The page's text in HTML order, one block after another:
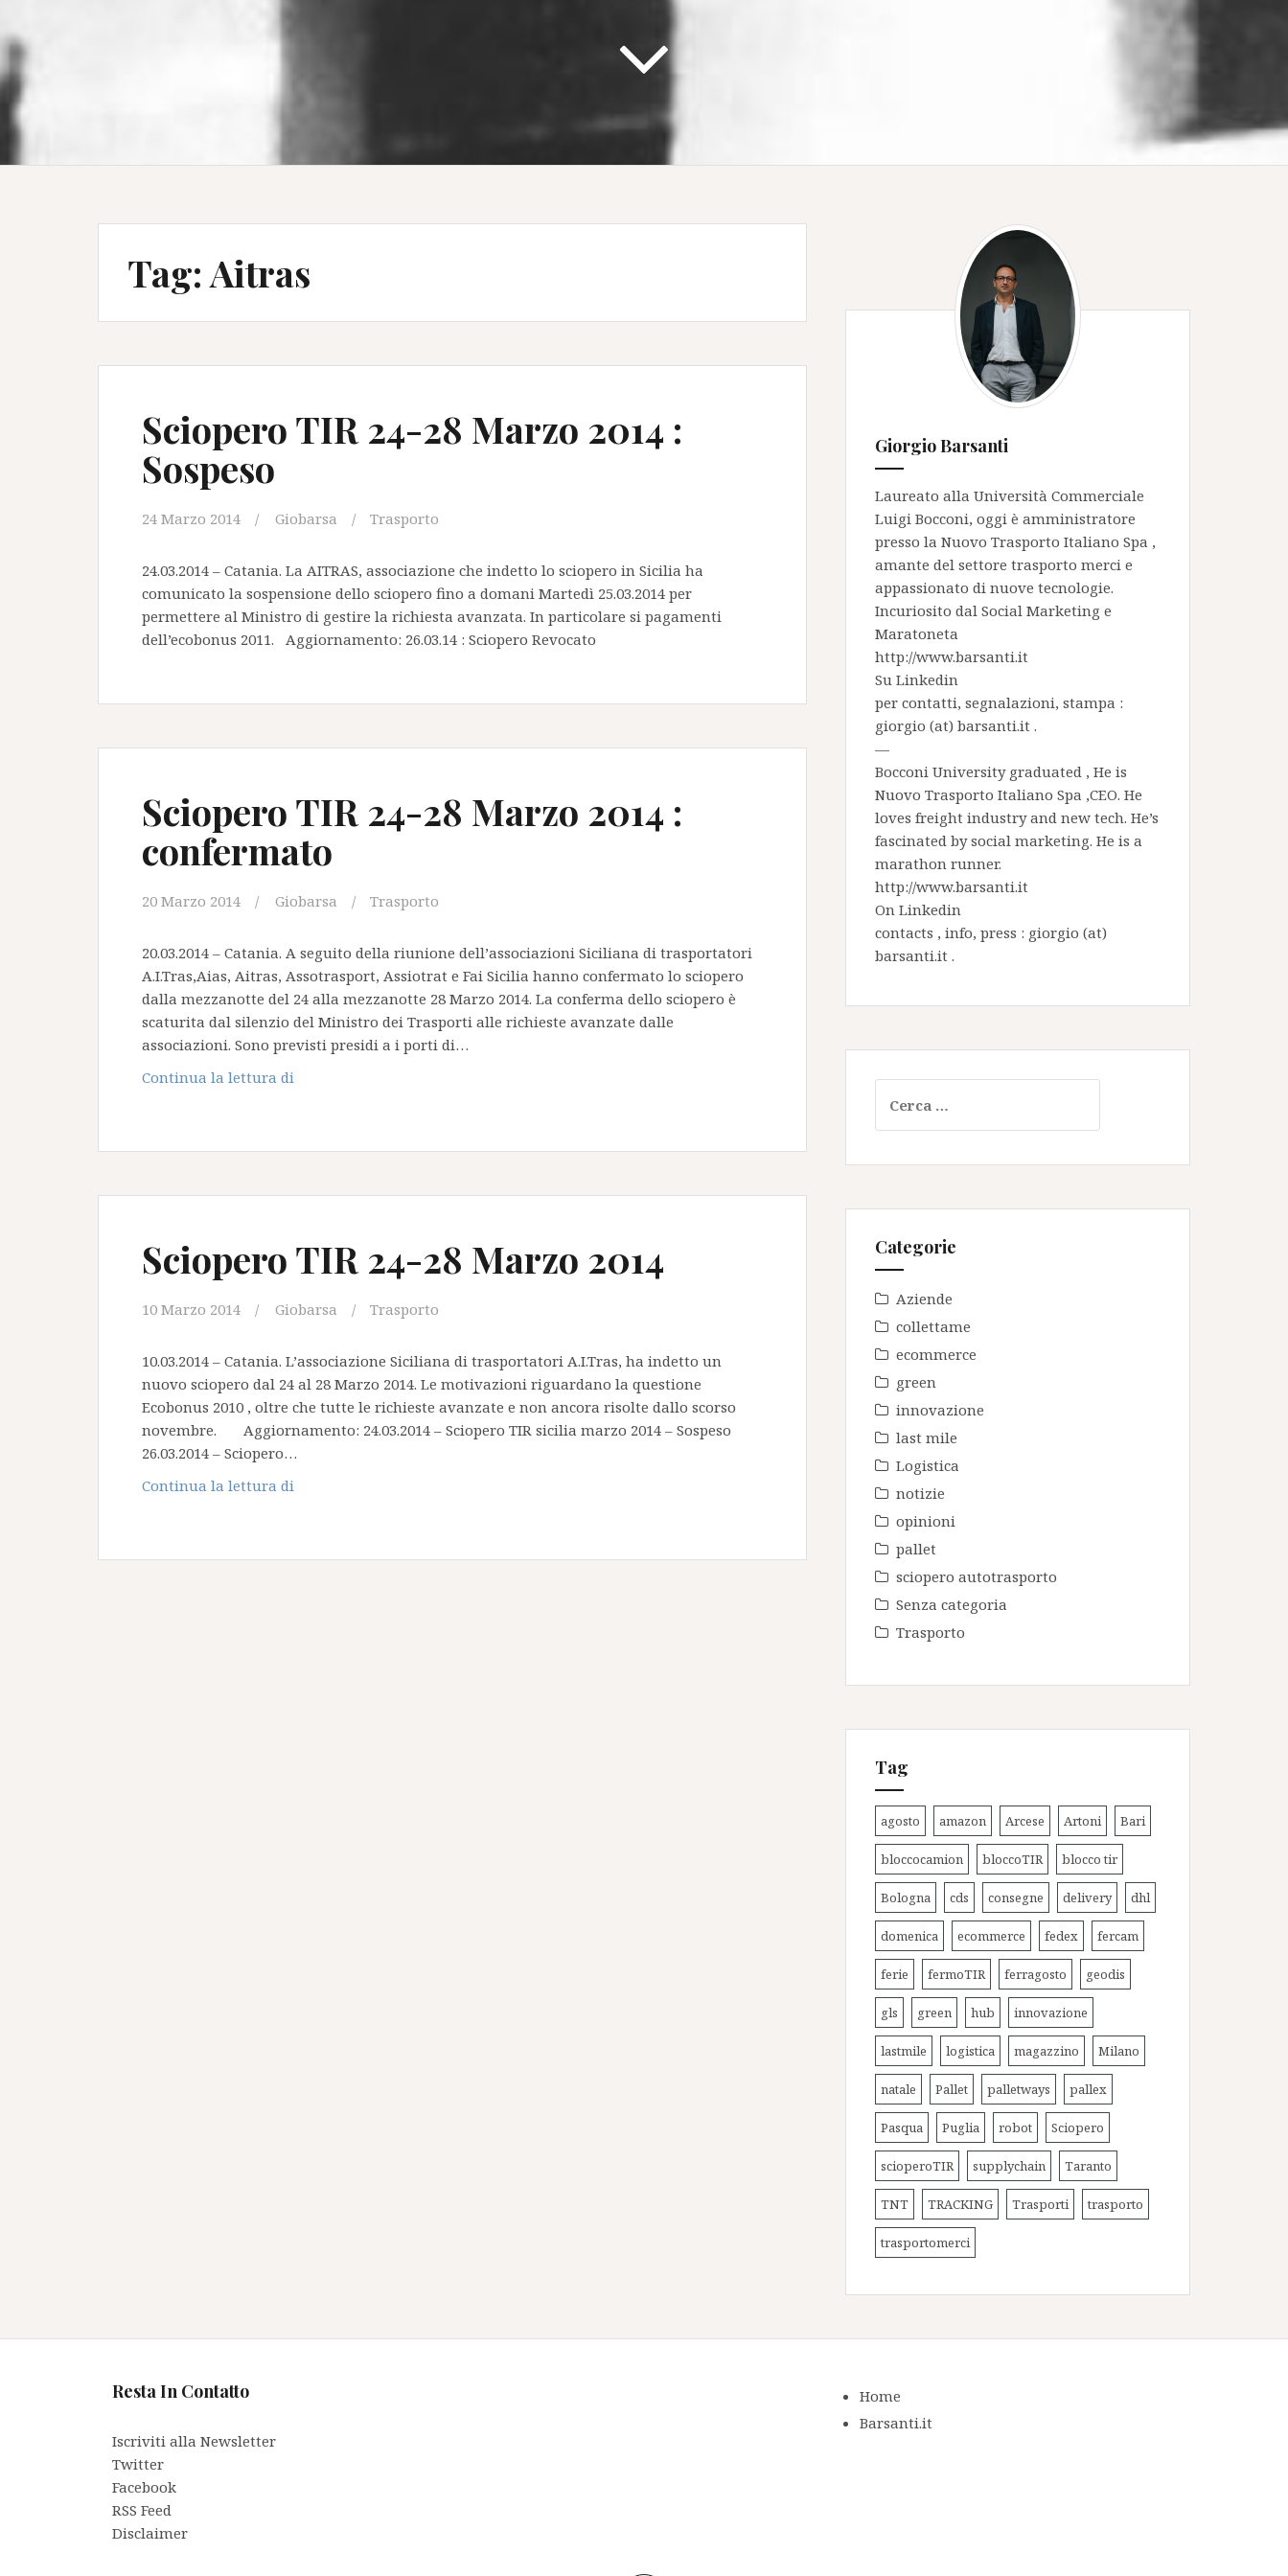
Tag:Aitras
Sciopero TIR 24-28 Marzo 2014 :
Sospeso
24 Marzo 2014 Giobarsa Trasporto
24.03.2014 – Catania. La AITRAS, associazione che indetto lo sciopero in Sicilia ha
comunicato la sospensione dello sciopero fino a domani Martedì 25.03.2014 per
permettere al Ministro di gestire la richiesta avanzata. In particolare si pagamenti
dell’ecobonus 2011. Aggiornamento: 26.03.14 : Sciopero Revocato
Sciopero TIR 24-28 Marzo 2014 :
confermato
20 Marzo 2014 Giobarsa Trasporto
20.03.2014 – Catania. A seguito della riunione dell’associazioni Siciliana di trasportatori
A.I.Tras,Aias, Aitras, Assotrasport, Assiotrat e Fai Sicilia hanno confermato lo sciopero
dalla mezzanotte del 24 alla mezzanotte 28 Marzo 2014. La conferma dello sciopero è
scaturita dal silenzio del Ministro dei Trasporti alle richieste avanzate dalle
associazioni. Sono previsti presidi a i porti di…
Continua la lettura di
2014
Sciopero TIR 24-28 Marzo 2014
10 Marzo 2014 Giobarsa Trasporto
10.03.2014 – Catania. L’associazione Siciliana di trasportatori A.I.Tras, ha indetto un
nuovo sciopero dal 24 al 28 Marzo 2014. Le motivazioni riguardano la questione
Ecobonus 2010 , oltre che tutte le richieste avanzate e non ancora risolte dallo scorso
novembre. Aggiornamento: 24.03.2014 – Sciopero TIR sicilia marzo 2014 – Sospeso
26.03.2014 – Sciopero…
Continua la lettura di
Giorgio Barsanti
Laureato alla Università Commerciale
Luigi Bocconi, oggi è amministratore
presso la Nuovo Trasporto Italiano Spa ,
amante del settore trasporto merci e
appassionato di nuove tecnologie.
Incuriosito dal Social Marketing e
Maratoneta
http://www.barsanti.it
Su Linkedin
per contatti, segnalazioni, stampa :
giorgio (at) barsanti.it .
—
Bocconi University graduated , He is
Nuovo Trasporto Italiano Spa ,CEO. He
loves freight industry and new tech. He’s
fascinated by social marketing. He is a
marathon runner.
http://www.barsanti.it
On Linkedin
contacts , info, press : giorgio (at)
barsanti.it .
per:
Categorie
Aziende
collettame
ecommerce
green
innovazione
last mile
Logistica
notizie
opinioni
pallet
sciopero autotrasporto
Senza categoria
Trasporto
Tag
agosto amazon Arcese Artoni Bari
bloccocamion bloccoTIR blocco tir
Bologna cds consegne delivery dhl
domenica ecommerce fedex fercam
ferie fermoTIR ferragosto geodis
gls green hub innovazione
lastmile logistica magazzino Milano
natale Pallet palletways pallex
Pasqua Puglia robot Sciopero
scioperoTIR supplychain Taranto
TNT TRACKING Trasporti trasporto
trasportomerci
Resta In Contatto
Iscriviti alla Newsletter
Twitter
Facebook
RSS Feed
Disclaimer
Home
Barsanti.it